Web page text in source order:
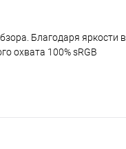
Благодаря яркости в
охвата 100% sRGB